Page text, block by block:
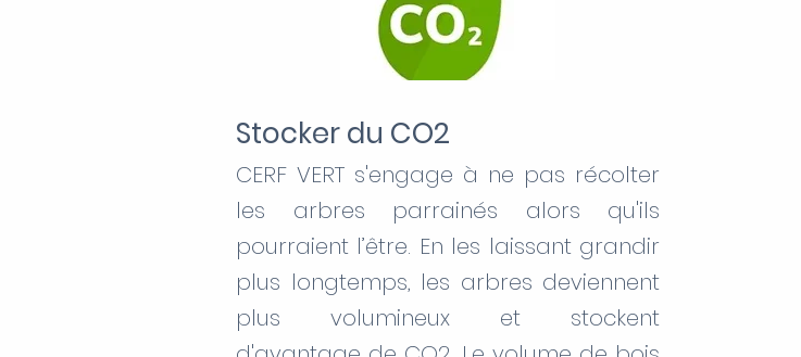
Stocker du CO2
CERF VERT s'engage à ne pas récolter
les arbres parrainés alors qu'ils
pourraient l’être. En les laissant grandir
plus longtemps, les arbres deviennent
plus volumineux et stockent